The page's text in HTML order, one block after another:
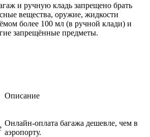
и ручную кладь запрещено брать
вещества, оружие, жидкости
более 100 мл (в ручной клади) и
запрещённые предметы.
Описание
Онлайн-оплата багажа дешевле, чем в
аэропорту.